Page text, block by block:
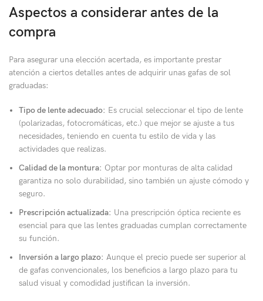
Aspectos a considerar antes de la
compra
Para asegurar una elección acertada, es importante prestar
atención a ciertos detalles antes de adquirir unas gafas de sol
graduadas:
Tipo de lente adecuado: Es crucial seleccionar el tipo de lente
(polarizadas, fotocromáticas, etc.) que mejor se ajuste a tus
necesidades, teniendo en cuenta tu estilo de vida y las
actividades que realizas.
Calidad de la montura: Optar por monturas de alta calidad
garantiza no solo durabilidad, sino también un ajuste cómodo y
seguro.
Prescripción actualizada: Una prescripción óptica reciente es
esencial para que las lentes graduadas cumplan correctamente
su función.
Inversión a largo plazo: Aunque el precio puede ser superior al
de gafas convencionales, los beneficios a largo plazo para tu
salud visual y comodidad justifican la inversión.